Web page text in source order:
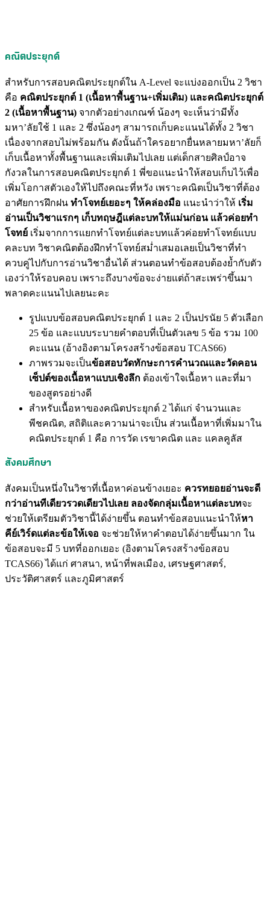
คณิตประยุกต์
สำหรับการสอบคณิตประยุกต์ใน A-Level จะแบ่งออกเป็น 2 วิชา
คือ คณิตประยุกต์ 1 (เนื้อหาพื้นฐาน+เพิ่มเติม) และคณิตประยุกต์
2 (เนื้อหาพื้นฐาน) จากตัวอย่างเกณฑ์ น้องๆ จะเห็นว่ามีทั้ง
มหา’ลัยใช้ 1 และ 2 ซึ่งน้องๆ สามารถเก็บคะแนนได้ทั้ง 2 วิชา
เนื่องจากสอบไม่พร้อมกัน ดังนั้นถ้าใครอยากยื่นหลายมหา’ลัยก็
เก็บเนื้อหาทั้งพื้นฐานและเพิ่มเติมไปเลย แต่เด็กสายศิลป์อาจ
กังวลในการสอบคณิตประยุกต์ 1 พี่ขอแนะนำให้สอบเก็บไว้เพื่อ
เพิ่มโอกาสตัวเองให้ไปถึงคณะที่หวัง เพราะคณิตเป็นวิชาที่ต้อง
อาศัยการฝึกฝน ทำโจทย์เยอะๆ ให้คล่องมือ แนะนำว่าให้ เริ่ม
อ่านเป็นวิชาแรกๆ เก็บทฤษฎีแต่ละบทให้แม่นก่อน แล้วค่อยทำ
โจทย์ เริ่มจากการแยกทำโจทย์แต่ละบทแล้วค่อยทำโจทย์แบบ
คละบท วิชาคณิตต้องฝึกทำโจทย์สม่ำเสมอเลยเป็นวิชาที่ทำ
ควบคู่ไปกับการอ่านวิชาอื่นได้ ส่วนตอนทำข้อสอบต้องย้ำกับตัว
เองว่าให้รอบคอบ เพราะถึงบางข้อจะง่ายแต่ถ้าสะเพร่าขึ้นมา
พลาดคะแนนไปเลยนะคะ
รูปแบบข้อสอบคณิตประยุกต์ 1 และ 2 เป็นปรนัย 5 ตัวเลือก
25 ข้อ และแบบระบายคำตอบที่เป็นตัวเลข 5 ข้อ รวม 100
คะแนน (อ้างอิงตามโครงสร้างข้อสอบ TCAS66)
ภาพรวมจะเป็นข้อสอบวัดทักษะการคำนวณและวัดคอน
เซ็ปต์ของเนื้อหาแบบเชิงลึก ต้องเข้าใจเนื้อหา และที่มา
ของสูตรอย่างดี
สำหรับเนื้อหาของคณิตประยุกต์ 2 ได้แก่ จำนวนและ
พีชคณิต, สถิติและความน่าจะเป็น ส่วนเนื้อหาที่เพิ่มมาใน
คณิตประยุกต์ 1 คือ การวัด เรขาคณิต และ แคลคูลัส
สังคมศึกษา
สังคมเป็นหนึ่งในวิชาที่เนื้อหาค่อนข้างเยอะ ควรทยอยอ่านจะดี
กว่าอ่านทีเดียวรวดเดียวไปเลย ลองจัดกลุ่มเนื้อหาแต่ละบทจะ
ช่วยให้เตรียมตัววิชานี้ได้ง่ายขึ้น ตอนทำข้อสอบแนะนำให้หา
คีย์เวิร์ดแต่ละข้อให้เจอ จะช่วยให้หาคำตอบได้ง่ายขึ้นมาก ใน
ข้อสอบจะมี 5 บทที่ออกเยอะ (อิงตามโครงสร้างข้อสอบ
TCAS66) ได้แก่ ศาสนา, หน้าที่พลเมือง, เศรษฐศาสตร์,
ประวัติศาสตร์ และภูมิศาสตร์